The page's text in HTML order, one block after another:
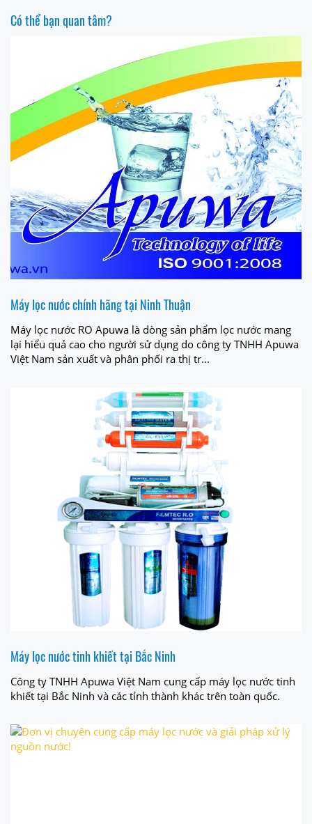
Có thể bạn quan tâm?
Máy lọc nước chính hãng tại Ninh Thuận
Máy lọc nước RO Apuwa là dòng sản phẩm lọc nước mang
lại hiểu quả cao cho người sử dụng do công ty TNHH Apuwa
Việt Nam sản xuất và phân phối ra thị tr...
Máy lọc nước tinh khiết tại Bắc Ninh
Công ty TNHH Apuwa Việt Nam cung cấp máy lọc nước tinh
khiết tại Bắc Ninh và các tỉnh thành khác trên toàn quốc.